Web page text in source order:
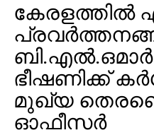
ഭീഷണിക്ക്
മുഖ്യ
ഓഫീസര്‍